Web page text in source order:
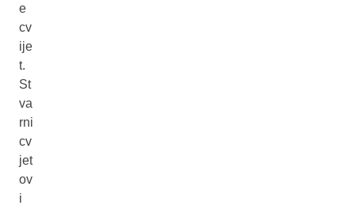
e
cv
ije
t.
St
va
rni
cv
jet
ov
i